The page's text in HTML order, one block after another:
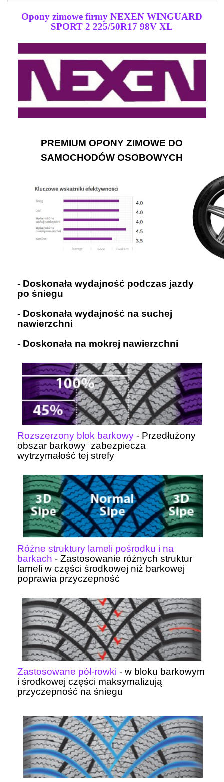
Opony zimowe firmy NEXEN WINGUARD
SPORT 2 225/50R17 98V XL
PREMIUM OPONY ZIMOWE DO
SAMOCHODÓW OSOBOWYCH
- Doskonała wydajność podczas jazdy
po śniegu
- Doskonała wydajność na suchej
nawierzchni
- Doskonała na mokrej nawierzchni
Rozszerzony blok barkowy - Przedłużony
obszar barkowy zabezpiecza
wytrzymałość tej strefy
Różne struktury lameli pośrodku i na
barkach - Zastosowanie różnych struktur
lameli w części środkowej niż barkowej
poprawia przyczepność
Zastosowane pół-rowki - w bloku barkowym
i środkowej części maksymalizują
przyczepność na śniegu